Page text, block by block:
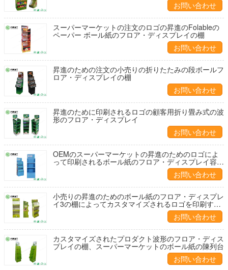
お問い合わせ
スーパーマーケットの注文のロゴの昇進のFolableの
ペーパー ボール紙のフロア・ディスプレイの棚
お問い合わせ
昇進のための注文の小売りの折りたたみの段ボールフ
ロア・ディスプレイの棚
お問い合わせ
昇進のために印刷されるロゴの顧客用折り畳み式の波
形のフロア・ディスプレイ
お問い合わせ
OEMのスーパーマーケットの昇進のためのロゴによ
って印刷されるボール紙のフロア・ディスプレイ容易
お問い合わせ
小売りの昇進のためのボール紙のフロア・ディスプレ
イ3の棚によってカスタマイズされるロゴを印刷する
お問い合わせ
カスタマイズされたプロダクト波形のフロア・ディス
プレイの棚、スーパーマーケットのボール紙の陳列台
お問い合わせ